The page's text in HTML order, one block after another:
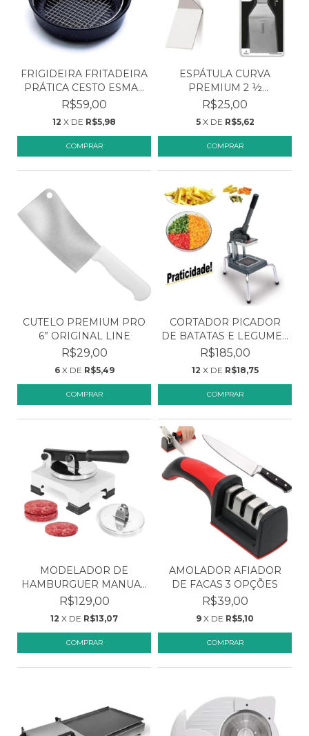
FRIGIDEIRA FRITADEIRA
PRÁTICA CESTO ESMA...
R$59,00
12 X DE R$5,98
ESPÁTULA CURVA
PREMIUM 2 ½
ORIGINAL LINE
R$25,00
5 X DE R$5,62
CUTELO PREMIUM PRO
6” ORIGINAL LINE
R$29,00
6 X DE R$5,49
CORTADOR PICADOR
DE BATATAS E LEGUMES
MÉ...
R$185,00
12 X DE R$18,75
MODELADOR DE
HAMBURGUER MANUAL
2 DISCOS...
R$129,00
12 X DE R$13,07
AMOLADOR AFIADOR
DE FACAS 3 OPÇÕES
R$39,00
9 X DE R$5,10